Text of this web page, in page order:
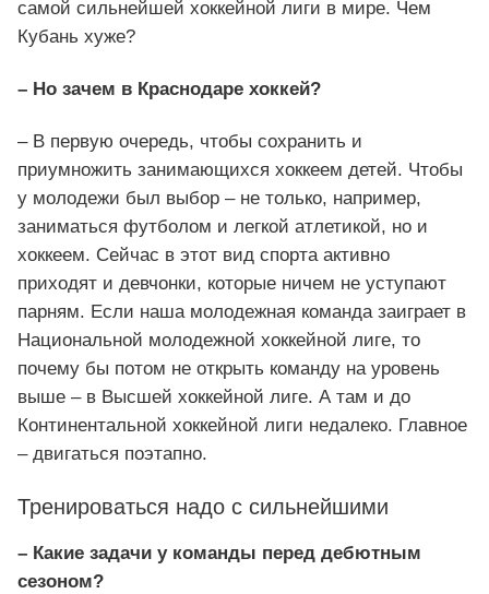
самой сильнейшей хоккейной лиги в мире. Чем
Кубань хуже?
– Но зачем в Краснодаре хоккей?
– В первую очередь, чтобы сохранить и
приумножить занимающихся хоккеем детей. Чтобы
у молодежи был выбор – не только, например,
заниматься футболом и легкой атлетикой, но и
хоккеем. Сейчас в этот вид спорта активно
приходят и девчонки, которые ничем не уступают
парням. Если наша молодежная команда заиграет в
Национальной молодежной хоккейной лиге, то
почему бы потом не открыть команду на уровень
выше – в Высшей хоккейной лиге. А там и до
Континентальной хоккейной лиги недалеко. Главное
– двигаться поэтапно.
Тренироваться надо с сильнейшими
– Какие задачи у команды перед дебютным
сезоном?